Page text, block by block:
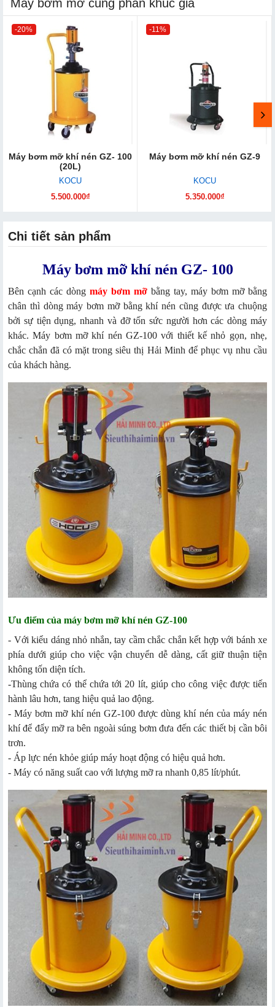
Máy bơm mỡ cùng phân khúc giá
-20%
Máy bơm mỡ khí nén GZ- 100
(20L)
KOCU
5.500.000₫
-11%
Máy bơm mỡ khí nén GZ-9
KOCU
5.350.000₫
Chi tiết sản phẩm
Máy bơm mỡ khí nén GZ- 100
Bên cạnh các dòng máy bơm mỡ bằng tay, máy bơm mỡ bằng
chân thì dòng máy bơm mỡ bằng khí nén cũng được ưa chuộng
bởi sự tiện dụng, nhanh và đỡ tốn sức người hơn các dòng máy
khác. Máy bơm mỡ khí nén GZ-100 với thiết kế nhỏ gọn, nhẹ,
chắc chắn đã có mặt trong siêu thị Hải Minh để phục vụ nhu cầu
của khách hàng.
Ưu điểm của máy bơm mỡ khí nén GZ-100
- Với kiểu dáng nhỏ nhắn, tay cầm chắc chắn kết hợp với bánh xe
phía dưới giúp cho việc vận chuyển dễ dàng, cất giữ thuận tiện
không tốn diện tích.
-Thùng chứa có thể chứa tới 20 lít, giúp cho công việc được tiến
hành lâu hơn, tang hiệu quả lao động.
- Máy bơm mỡ khí nén GZ-100 được dùng khí nén của máy nén
khí để đẩy mỡ ra bên ngoài súng bơm đưa đến các thiết bị cần bôi
trơn.
- Áp lực nén khỏe giúp máy hoạt động có hiệu quả hơn.
- Máy có năng suất cao với lượng mỡ ra nhanh 0,85 lít/phút.